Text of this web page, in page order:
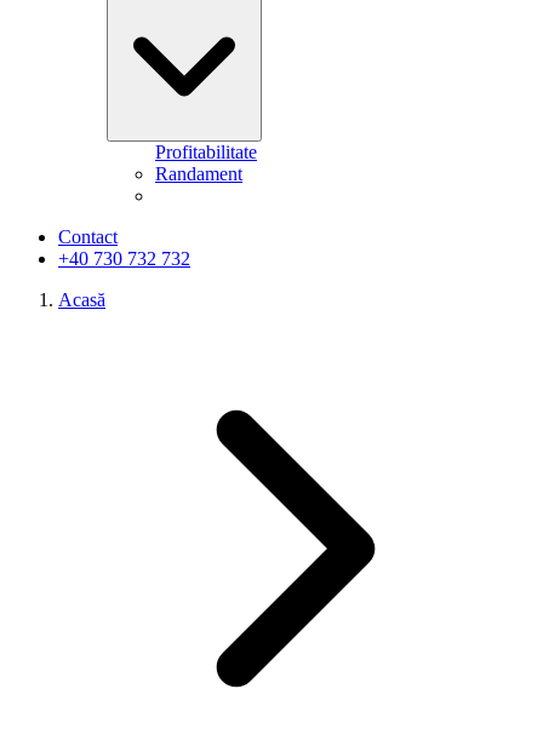
Profitabilitate
Randament
Contact
+40 730 732 732
Acasă